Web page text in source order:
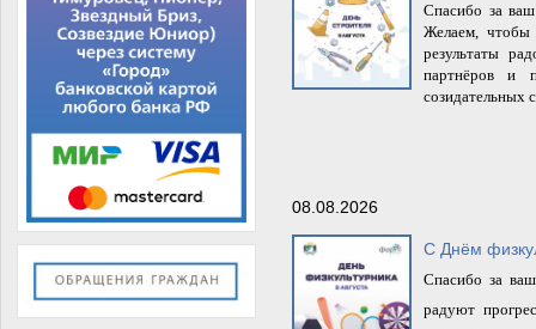
Спасибо за
Желаем, чтобы
результаты
партнёров и
созидательных
08.08.2026
С Днём
Спасибо за
радуют